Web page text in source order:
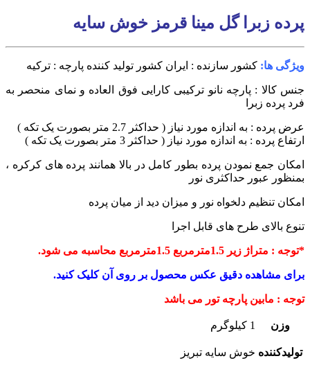
پرده زبرا گل مینا قرمز خوش سایه
ویژگی ها: کشور سازنده : ایران کشور تولید کننده پارچه : ترکیه
جنس کالا : پارچه نانو ترکیبی کارایی فوق العاده و نمای منحصر به
فرد پرده زبرا
عرض پرده : به اندازه مورد نیاز ( حداکثر 2.7 متر بصورت یک تکه )
ارتفاع پرده : به اندازه مورد نیاز ( حداکثر 3 متر بصورت یک تکه )
امکان جمع نمودن پرده بطور کامل در بالا همانند پرده های کرکره ،
بمنظور عبور حداکثری نور
امکان تنظیم دلخواه نور و میزان دید از میان پرده
تنوع بالای طرح های قابل اجرا
*توجه : متراژ زیر 1.5مترمربع 1.5مترمربع محاسبه می شود.
برای مشاهده دقیق عکس محصول بر روی آن کلیک کنید.
توجه : مابین پارچه تور می باشد
وزن 1 کیلوگرم
تولیدکننده خوش سایه تبریز